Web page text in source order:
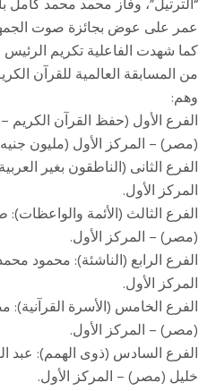
“الترتيل”، وفاز محمد محمد كامل
عمر على عوض بجائزة صوت
كما شهدت الفاعلية تكريم الرئيس
من المسابقة العالمية للقرآن
وهم:
الفرع الأول (حفظ القرآن الكريم
(مصر) – المركز الأول (مليون جنيه).
الفرع الثانى (الناطقون بغير
المركز الأول.
الفرع الثالث (الأئمة
(مصر) – المركز الأول.
الفرع الرابع (الناشئة): محمود
المركز الأول.
الفرع الخامس (الأسرة
(مصر) – المركز الأول.
الفرع السادس (ذوى الهمم): عبد
خليل (مصر) – المركز الأول.